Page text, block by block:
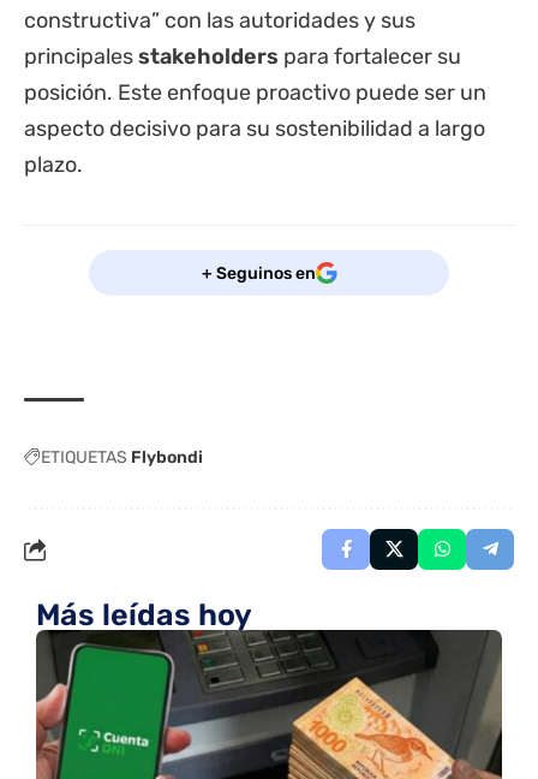
constructiva” con las autoridades y sus
principalesstakeholders para fortalecer su
posición. Este enfoque proactivo puede ser un
aspecto decisivo para su sostenibilidad a largo
plazo.
+ Seguinos en
ETIQUETAS Flybondi
Más leídas hoy